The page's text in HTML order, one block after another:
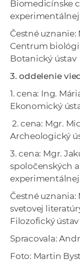
Biomedicínske
Čestné uznanie:
Centrum
Botanický ústav
3. oddelenie
1. cena: Ing.
Ekonomický
2. cena: Mgr.
Archeologický
3. cena: Mgr.
spoločenských
experimentálnej
Čestné uznania:
svetovej
Filozofický ústav
Spracovala:
Foto: Martin